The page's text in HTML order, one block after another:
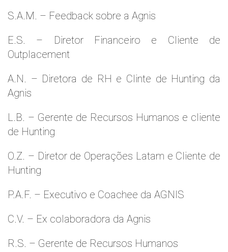
S.A.M. – Feedback sobre a Agnis
E.S. – Diretor Financeiro e Cliente de
Outplacement
A.N. – Diretora de RH e Clinte de Hunting da
Agnis
L.B. – Gerente de Recursos Humanos e cliente
de Hunting
O.Z. – Diretor de Operações Latam e Cliente de
Hunting
P.A.F. – Executivo e Coachee da AGNIS
C.V. – Ex colaboradora da Agnis
R.S. – Gerente de Recursos Humanos